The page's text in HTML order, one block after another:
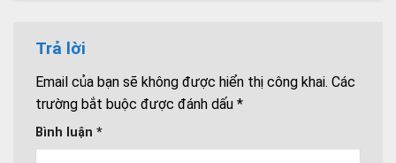
Trả lời
Email của bạn sẽ không được hiển thị công khai. Các
trường bắt buộc được đánh dấu *
Bình luận *